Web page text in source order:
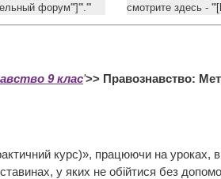
форум''']'''.'''
смотрите здесь -
9 клас'>> Правознавство:
курс)», працюючи на уроках,
у яких не обійтися без